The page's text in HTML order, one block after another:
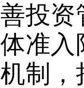
善投资
体准入
机制，